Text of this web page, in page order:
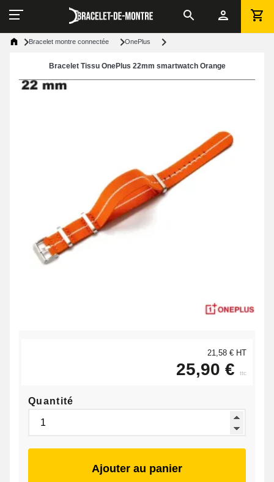
Bracelet montre connectée OnePlus
Bracelet Tissu OnePlus 22mm smartwatch Orange
21,58 € HT
25,90 € ttc
Quantité
Ajouter au panier